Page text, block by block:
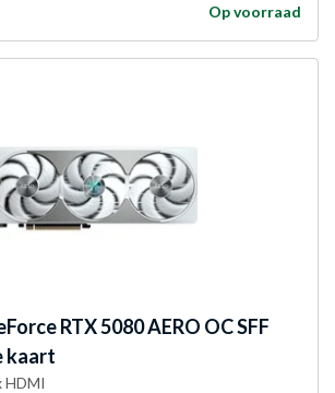
Op voorraad
RTX 5080 AERO OC SFF
kaart
HDMI